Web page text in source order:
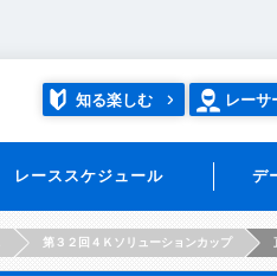
知る楽しむ レーサ
レーススケジュール デ
第３２回４Ｋソリューションカップ